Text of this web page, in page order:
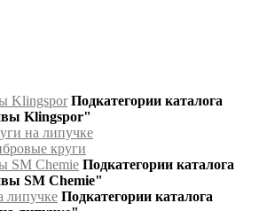
Klingspor Подкатегории каталога
Klingspor"
на липучке
круги
SM Chemie Подкатегории каталога
SM Chemie"
липучке Подкатегории каталога